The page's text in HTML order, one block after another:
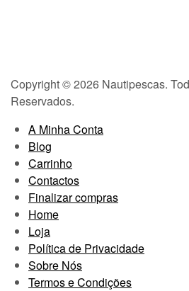
Copyright © 2026 Nautipescas.
Reservados.
A Minha Conta
Blog
Carrinho
Contactos
Finalizar compras
Home
Loja
Política de Privacidade
Sobre Nós
Termos e Condições